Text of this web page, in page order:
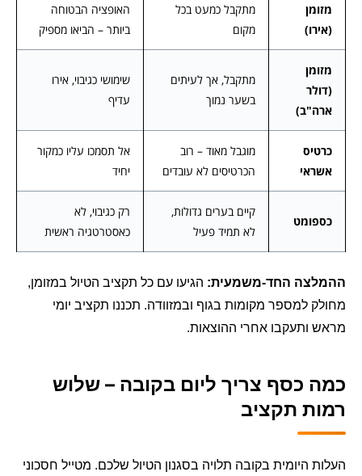
מזומן
(אירו)
מתקבל כמעט בכל
מקום
האופציה הבטוחה
ביותר – הביאו מספיק
מזומן
(דולר
ארה"ב)
מתקבל, אך לעיתים
בשער נמוך
שימושי כגיבוי, אירו
עדיף
כרטיס
אשראי
מוגבל מאוד – רוב
הכרטיסים לא עובדים
אל תסמכו עליו כמקור
יחיד
כספומט
קיים בערים גדולות,
לא תמיד פעיל
רק כגיבוי, לא
כאסטרטגיה ראשית
ההמלצה החד-משמעית: הגיעו עם כל תקציב הטיול במזומן,
מחולק למספר מקומות בגוף ובמזוודה. תכננו תקציב יומי
מראש ותעקבו אחרי ההוצאות.
כמה כסף צריך ליום בקובה – שלוש
רמות תקציב
העלות היומית בקובה תלויה בסגנון הטיול שלכם. מטייל חסכוני